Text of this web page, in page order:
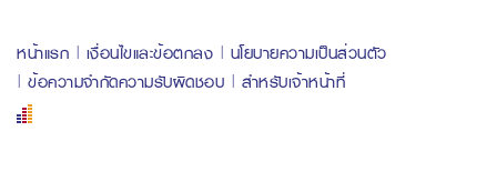
หน้าแรก เงื่อนไขและข้อตกลง
นโยบายความเป็นส่วนตัว
ข้อความจำกัดความรับผิดชอบ
สำหรับเจ้าหน้าที่